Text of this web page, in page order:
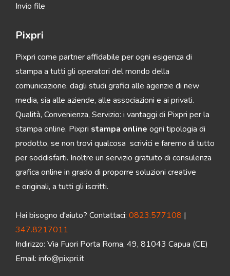
Invio file
Pixpri
Pixpri come partner affidabile per ogni esigenza di
stampa a tutti gli operatori del mondo della
comunicazione, dagli studi grafici alle agenzie di new
media, sia alle aziende, alle associazioni e ai privati.
Qualità, Convenienza, Servizio: i vantaggi di Pixpri per la
stampa online. Pixpri stampa online ogni tipologia di
prodotto, se non trovi qualcosa scrivici e faremo di tutto
per soddisfarti. Inoltre un servizio gratuito di consulenza
grafica online in grado di proporre soluzioni creative
e originali, a tutti gli iscritti.
Hai bisogno d'aiuto? Contattaci: 0823.577108 |
347.8217011
Indirizzo: Via Fuori Porta Roma, 49, 81043 Capua (CE)
Email: info@pixpri.it